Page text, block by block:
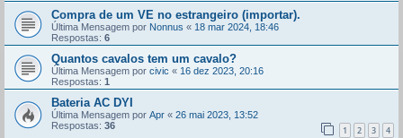
Compra de um VE no estrangeiro (importar).
Última Mensagem por Nonnus « 18 mar 2024, 18:46
Respostas: 6
Quantos cavalos tem um cavalo?
Última Mensagem por civic « 16 dez 2023, 20:16
Respostas: 1
Bateria AC DYI
Última Mensagem por Apr « 26 mai 2023, 13:52
Respostas: 36 1 2 3 4